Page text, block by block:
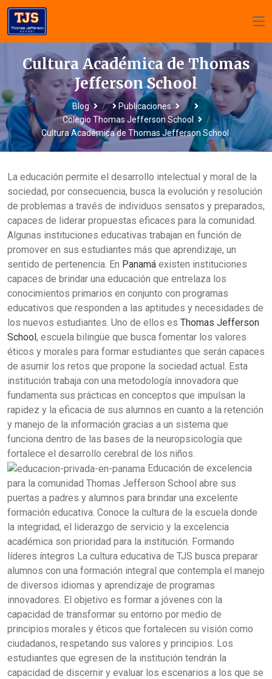
Cultura Académica de Thomas
Jefferson School
Blog / Publicaciones /
Colegio Thomas Jefferson School /
Cultura Académica de Thomas Jefferson School
La educación permite el desarrollo intelectual y moral de la
sociedad, por consecuencia, busca la evolución y resolución
de problemas a través de individuos sensatos y preparados,
capaces de liderar propuestas eficaces para la comunidad.
Algunas instituciones educativas trabajan en función de
promover en sus estudiantes más que aprendizaje, un
sentido de pertenencia. En Panamá existen instituciones
capaces de brindar una educación que entrelaza los
conocimientos primarios en conjunto con programas
educativos que responden a las aptitudes y necesidades de
los nuevos estudiantes. Uno de ellos es Thomas Jefferson
School, escuela bilingüe que busca fomentar los valores
éticos y morales para formar estudiantes que serán capaces
de asumir los retos que propone la sociedad actual. Esta
institución trabaja con una metodología innovadora que
fundamenta sus prácticas en conceptos que impulsan la
rapidez y la eficacia de sus alumnos en cuanto a la retención
y manejo de la información gracias a un sistema que
funciona dentro de las bases de la neuropsicología que
fortalece el desarrollo cerebral de los niños.
Educación de excelencia
para la comunidad Thomas Jefferson School abre sus
puertas a padres y alumnos para brindar una excelente
formación educativa. Conoce la cultura de la escuela donde
la integridad, el liderazgo de servicio y la excelencia
académica son prioridad para la institución. Formando
líderes íntegros La cultura educativa de TJS busca preparar
alumnos con una formación integral que contempla el manejo
de diversos idiomas y aprendizaje de programas
innovadores. El objetivo es formar a jóvenes con la
capacidad de transformar su entorno por medio de
principios morales y éticos que fortalecen su visión como
ciudadanos, respetando sus valores y principios. Los
estudiantes que egresen de la institución tendrán la
capacidad de discernir y evaluar los escenarios a los que se